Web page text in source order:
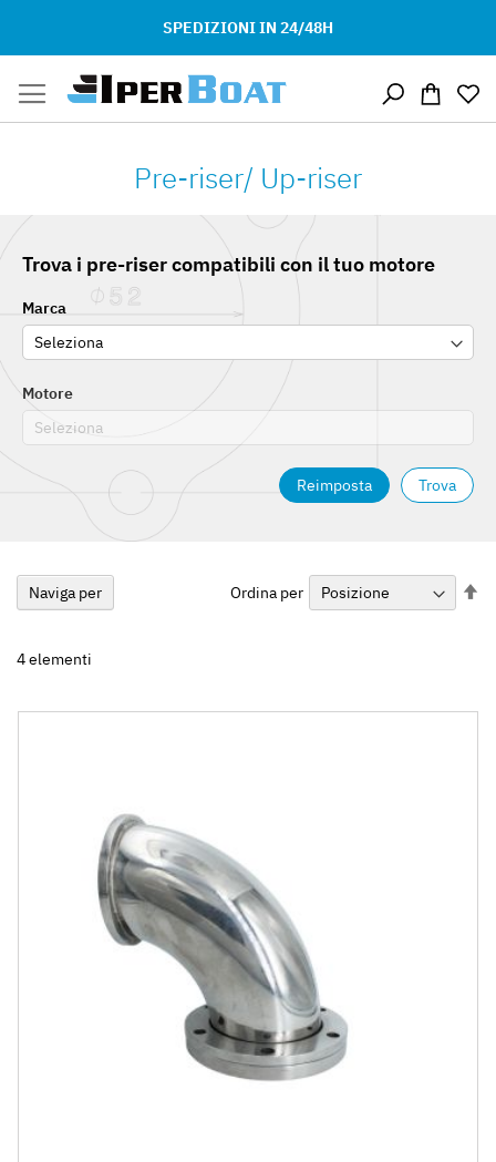
SPEDIZIONI IN 24/48H
al
contenuto
Carrello
Pre-riser/ Up-riser
Trova i pre-riser compatibili con il tuo motore
Marca
Motore
Reimposta Trova
4elementi
Ordina per
Naviga per